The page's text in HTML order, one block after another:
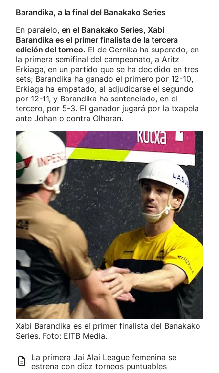
Barandika, a la final del Banakako Series
En paralelo, en el Banakako Series, Xabi
Barandika es el primer finalista de la tercera
edición del torneo. El de Gernika ha superado, en
la primera semifinal del campeonato, a Aritz
Erkiaga, en un partido que se ha decidido en tres
sets; Barandika ha ganado el primero por 12-10,
Erkiaga ha empatado, al adjudicarse el segundo
por 12-11, y Barandika ha sentenciado, en el
tercero, por 5-3. El ganador jugará por la txapela
ante Johan o contra Olharan.
Xabi Barandika es el primer finalista del Banakako
Series. Foto: EITB Media.
La primera Jai Alai League femenina se
estrena con diez torneos puntuables